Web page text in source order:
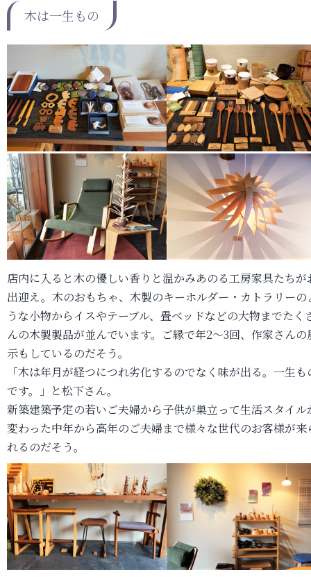
木は一生もの
店内に入ると木の優しい香りと温かみあのる工房家具たちが
出迎え。木のおもちゃ、木製のキーホルダー・カトラリーの
うな小物からイスやテーブル、畳ベッドなどの大物までたく
んの木製製品が並んでいます。ご縁で年2～3回、作家さんの
示もしているのだそう。
「木は年月が経つにつれ劣化するのでなく味が出る。一生も
です。」と松下さん。
新築建築予定の若いご夫婦から子供が巣立って生活スタイル
変わった中年から高年のご夫婦まで様々な世代のお客様が来
れるのだそう。